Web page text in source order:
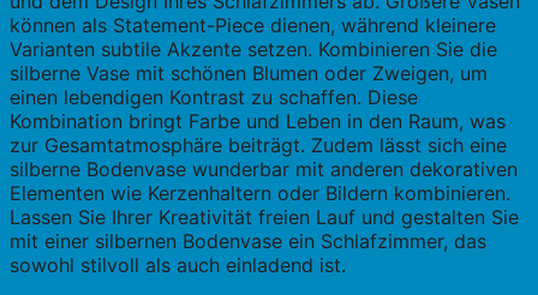
können als Statement-Piece dienen, während kleinere
Varianten subtile Akzente setzen. Kombinieren Sie die
silberne Vase mit schönen Blumen oder Zweigen, um
einen lebendigen Kontrast zu schaffen. Diese
Kombination bringt Farbe und Leben in den Raum, was
zur Gesamtatmosphäre beiträgt. Zudem lässt sich eine
silberne Bodenvase wunderbar mit anderen dekorativen
Elementen wie Kerzenhaltern oder Bildern kombinieren.
Lassen Sie Ihrer Kreativität freien Lauf und gestalten Sie
mit einer silbernen Bodenvase ein Schlafzimmer, das
sowohl stilvoll als auch einladend ist.